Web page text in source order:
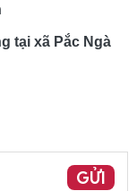
tại xã Pắc Ngà
GỬI